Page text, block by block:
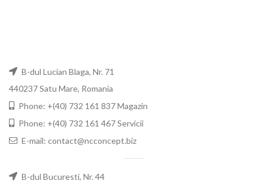
B-dul Lucian Blaga, Nr. 71
440237 Satu Mare, Romania
Phone: +(40) 732 161 837 Magazin
Phone: +(40) 732 161 467 Servicii
E-mail: contact@ncconcept.biz
B-dul Bucuresti, Nr. 44